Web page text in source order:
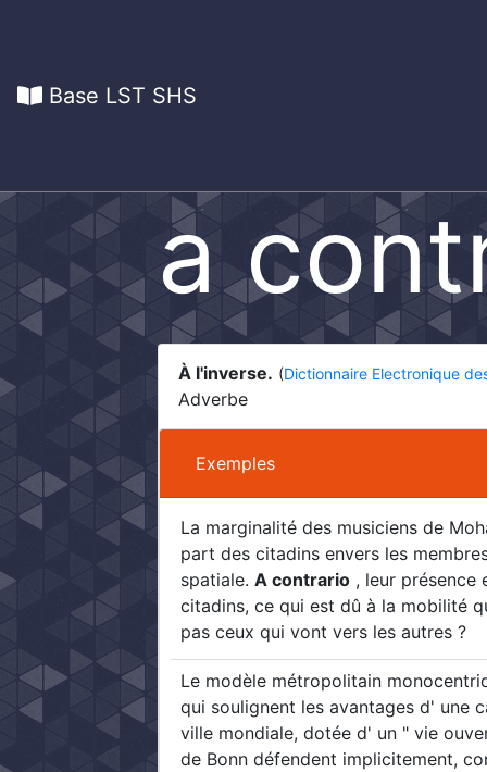
Base LST SHS
a
À l'inverse. (Dictionnaire Electronique
Adverbe
Exemples
La marginalité des musiciens de
part des citadins envers les
spatiale.A contrario , leur présence
citadins, ce qui est dû à la mobilité
pas ceux qui vont vers les autres ?
Le modèle métropolitain
qui soulignent les avantages d' une
ville mondiale, dotée d' un " vie
de Bonn défendent implicitement,